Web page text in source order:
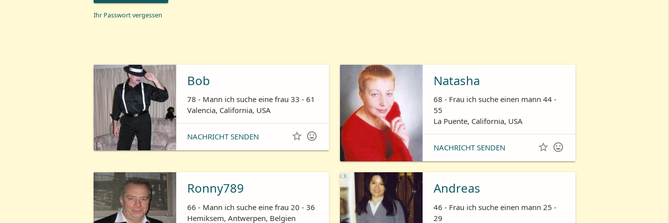
Ihr Passwort vergessen
Bob
78 - Mann ich suche eine frau 33 - 61
Valencia, California, USA
NACHRICHT SENDEN  
Natasha
68 - Frau ich suche einen mann 44 -
55
La Puente, California, USA
NACHRICHT SENDEN  
Ronny789
66 - Mann ich suche eine frau 20 - 36
Hemiksem, Antwerpen, Belgien
Andreas
46 - Frau ich suche einen mann 25 -
29